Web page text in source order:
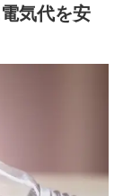
気代を安